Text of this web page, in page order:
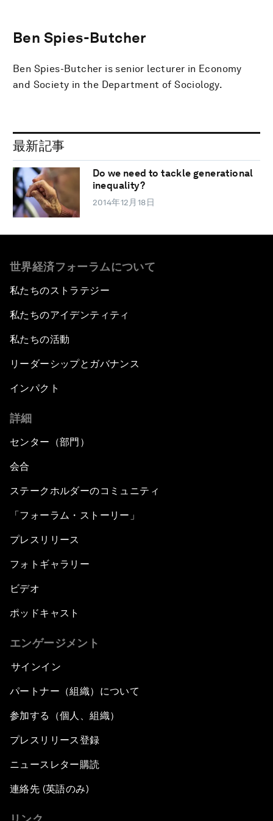
Ben Spies-Butcher
Ben Spies-Butcher is senior lecturer in Economy
and Society in the Department of Sociology.
最新記事
Do we need to tackle generational
inequality?
2014年12月18日
世界経済フォーラムについて
私たちのストラテジー
私たちのアイデンティティ
私たちの活動
リーダーシップとガバナンス
インパクト
詳細
センター（部門）
会合
ステークホルダーのコミュニティ
「フォーラム・ストーリー」
プレスリリース
フォトギャラリー
ビデオ
ポッドキャスト
エンゲージメント
サインイン
パートナー（組織）について
参加する（個人、組織）
プレスリリース登録
ニュースレター購読
連絡先 (英語のみ)